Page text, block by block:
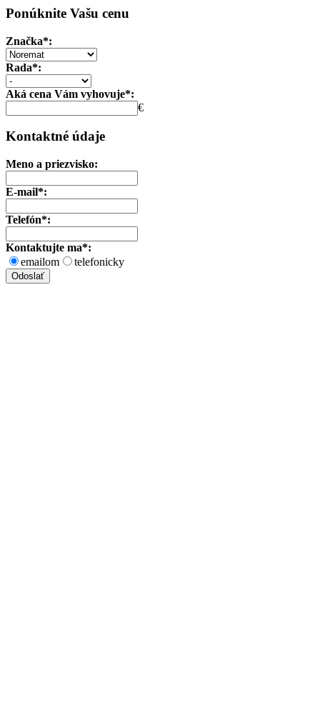
Ponúknite Vašu cenu
Značka*:
Rada*:
Aká cena Vám vyhovuje*:
€
Kontaktné údaje
Meno a priezvisko:
E-mail*:
Telefón*:
Kontaktujte ma*:
emailom
telefonicky